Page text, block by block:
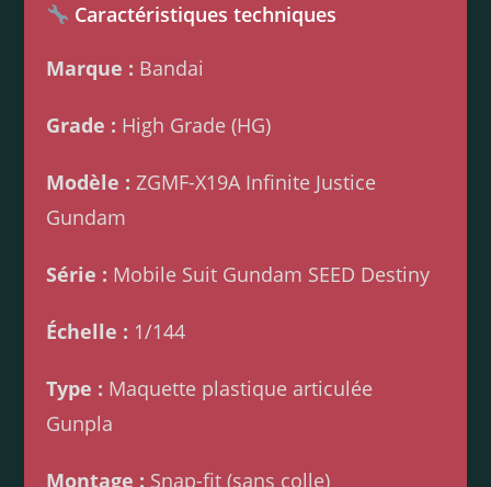
Caractéristiques techniques
Marque : Bandai
Grade : High Grade (HG)
Modèle : ZGMF-X19A Infinite Justice
Gundam
Série : Mobile Suit Gundam SEED Destiny
Échelle : 1/144
Type : Maquette plastique articulée
Gunpla
Montage : Snap-fit (sans colle)